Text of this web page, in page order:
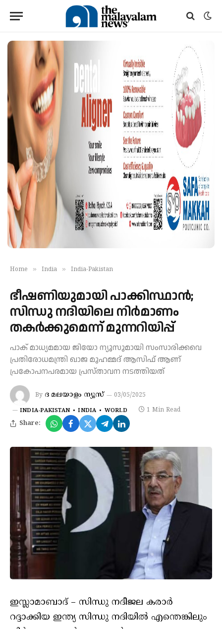
Home » India » India-Pakistan
ഭീഷണിയുമായി പാക്കിസ്ഥാൻ;
സിന്ധു നദിയിലെ നിർമാണം
തകർക്കുമെന്ന് മുന്നറിയിപ്പ്
പാക് മാധ്യമമായ ജിയോ ന്യൂസുമായി സംസാരിക്കവെ
പ്രതിരോധമന്ത്രി ഖാജ മുഹമ്മദ് ആസിഫ് ആണ്
പ്രകോപനപരമായ പ്രസ്താവന നടത്തിയത്
By ദ മലയാളം ന്യൂസ് 03/05/2025
INDIA-PAKISTAN INDIA WORLD 1 Min Read
Share:
ഇസ്ലാമാബാദ് – സിന്ധു നദീജല കരാർ
റദ്ദാക്കിയ ഇന്ത്യ സിന്ധു നദിയിൽ എന്തെങ്കിലും